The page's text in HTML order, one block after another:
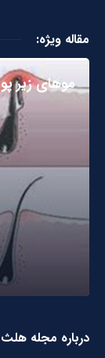
مقاله ویژه:
مو‌های زیر
درباره مجله هلث